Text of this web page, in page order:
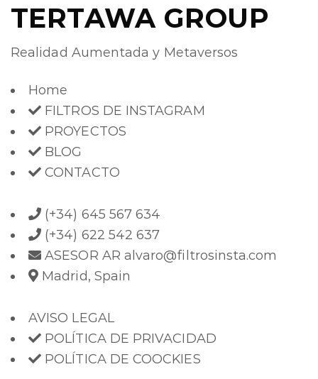
TERTAWA GROUP
Realidad Aumentada y Metaversos
Home
FILTROS DE INSTAGRAM
PROYECTOS
BLOG
CONTACTO
(+34) 645 567 634
(+34) 622 542 637
ASESOR AR alvaro@filtrosinsta.com
Madrid, Spain
AVISO LEGAL
POLÍTICA DE PRIVACIDAD
POLÍTICA DE COOCKIES